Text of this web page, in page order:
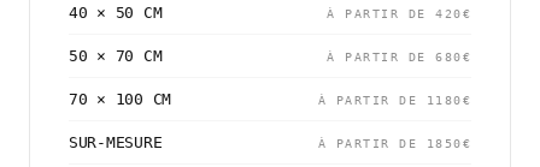
40 × 50 CM À PARTIR DE 420€
50 × 70 CM À PARTIR DE 680€
70 × 100 CM À PARTIR DE 1180€
SUR-MESURE À PARTIR DE 1850€